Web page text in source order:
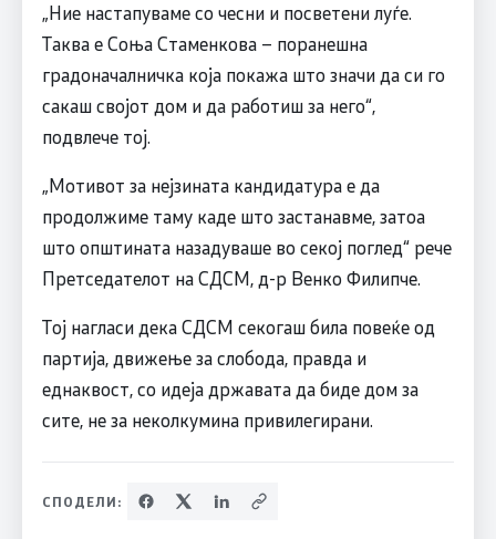
„Ние настапуваме со чесни и посветени луѓе.
Таква е Соња Стаменкова – поранешна
градоначалничка која покажа што значи да си го
сакаш својот дом и да работиш за него“,
подвлече тој.
„Мотивот за нејзината кандидатура е да
продолжиме таму каде што застанавме, затоа
што општината назадуваше во секој поглед“ рече
Претседателот на СДСМ, д-р Венко Филипче.
Тој нагласи дека СДСМ секогаш била повеќе од
партија, движење за слобода, правда и
еднаквост, со идеја државата да биде дом за
сите, не за неколкумина привилегирани.
СПОДЕЛИ: